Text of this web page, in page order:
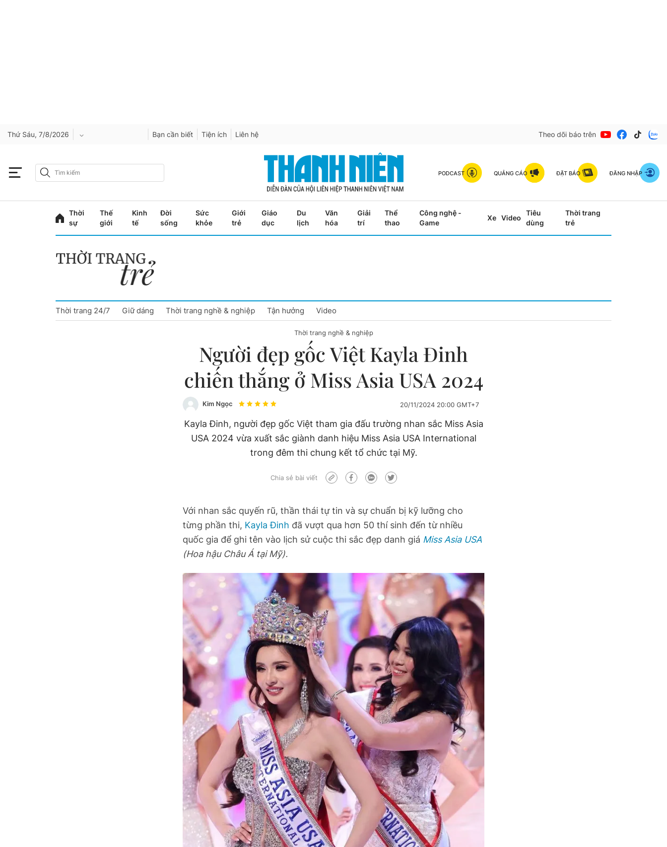
Thứ Sáu, 7/8/2026
Cao Bằng
Cần Thơ
Đà Nẵng
Bạn cần biết Tiện ích Liên hệ Theo dõi báo trên
PODCAST QUẢNG CÁO ĐẶT BÁO ĐĂNG NHẬP
Thời
sự
Thế
giới
Kinh
tế
Đời
sống
Sức
khỏe
Giới
trẻ
Giáo
dục
Du
lịch
Văn
hóa
Giải
trí
Thể
thao
Công nghệ -
Game
Xe Video
Tiêu
dùng
Thời trang
trẻ
Thời trang 24/7 Giữ dáng Thời trang nghề & nghiệp Tận hưởng Video
Thời trang nghề & nghiệp
Người đẹp gốc Việt Kayla Đinh
chiến thắng ở Miss Asia USA 2024
Kim Ngọc 20/11/2024 20:00 GMT+7
Kayla Đinh, người đẹp gốc Việt tham gia đấu trường nhan sắc Miss Asia
USA 2024 vừa xuất sắc giành danh hiệu Miss Asia USA International
trong đêm thi chung kết tổ chức tại Mỹ.
Chia sẻ bài viết
Với nhan sắc quyến rũ, thần thái tự tin và sự chuẩn bị kỹ lưỡng cho
từng phần thi, Kayla Đinh đã vượt qua hơn 50 thí sinh đến từ nhiều
quốc gia để ghi tên vào lịch sử cuộc thi sắc đẹp danh giá Miss Asia USA
(Hoa hậu Châu Á tại Mỹ).